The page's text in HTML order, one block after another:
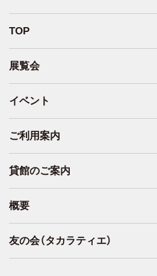
TOP
展覧会
イベント
ご利用案内
貸館のご案内
概要
友の会（タカラティエ）